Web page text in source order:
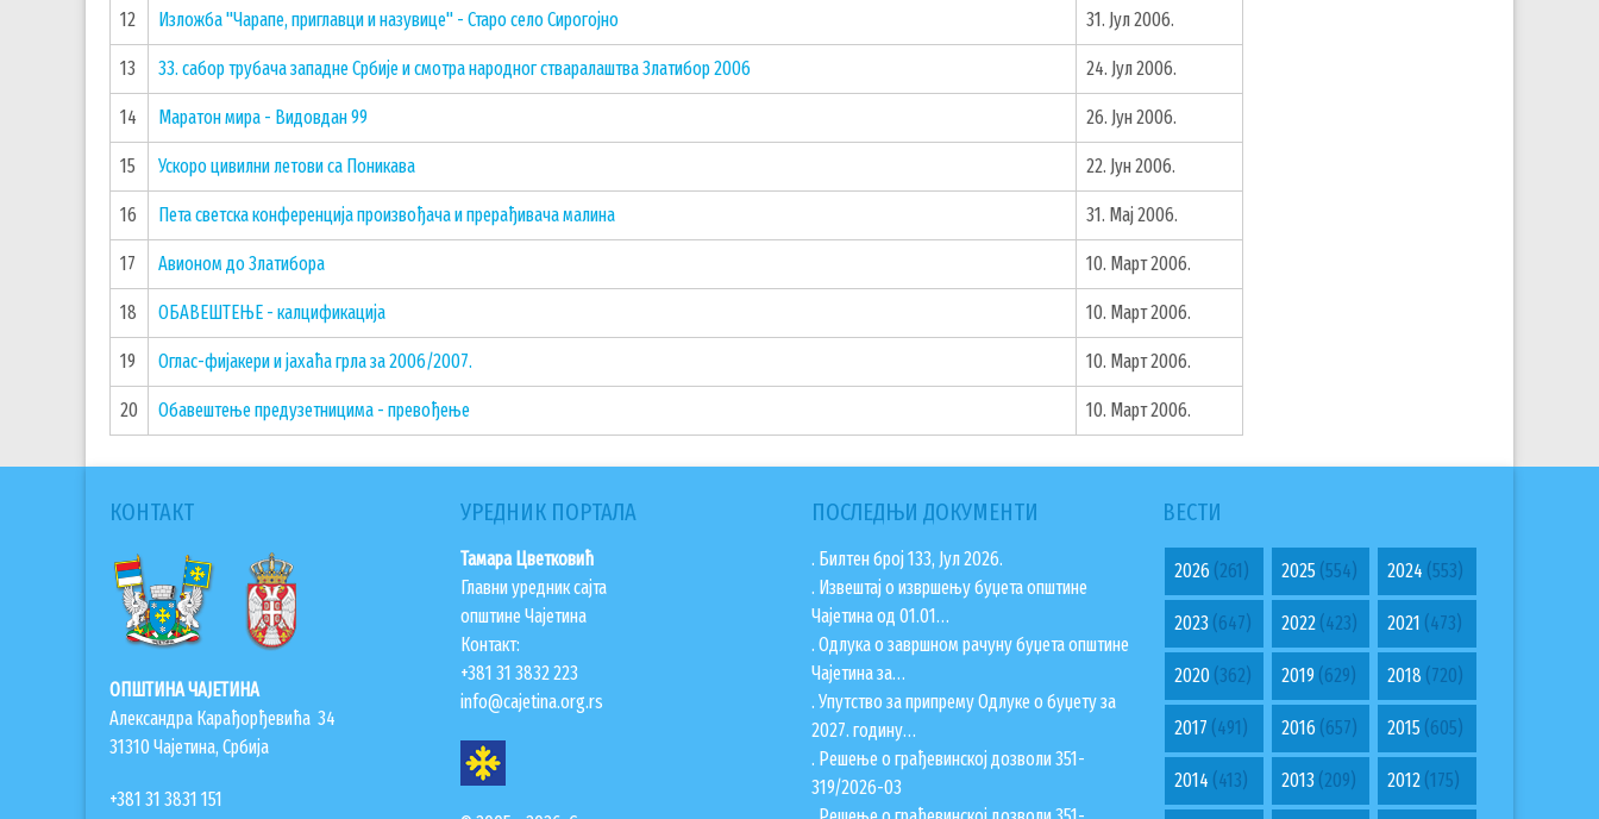
12 Изложба "Чарапе, приглавци и назувице" - Старо село Сирогојно 31. Јул 2006.
13 33. сабор трубача западне Србије и смотра народног стваралаштва Златибор 2006 24. Јул 2006.
14 Маратон мира - Видовдан 99 26. Јун 2006.
15 Ускоро цивилни летови са Поникава 22. Јун 2006.
16 Пета светска конференција произвођача и прерађивача малина 31. Мај 2006.
17 Авионом до Златибора 10. Март 2006.
18 ОБАВЕШТЕЊЕ - калцификација 10. Март 2006.
19 Оглас-фијакери и јахаћа грла за 2006/2007. 10. Март 2006.
20 Обавештење предузетницима - превођење 10. Март 2006.
КОНТАКТ
ОПШТИНА ЧАЈЕТИНА
Александра Карађорђевића 34
31310 Чајетина, Србија
+381 31 3831 151
УРЕДНИК ПОРТАЛА
Тамара Цветковић
Главни уредник сајта
општине Чајетина
Контакт:
+381 31 3832 223
info@cajetina.org.rs
ПОСЛЕДЊИ ДОКУМЕНТИ
. Билтен број 133, Јул 2026.
. Извештај о извршењу буџета општине
Чајетина од 01.01…
. Одлука о завршном рачуну буџета општине
Чајетина за…
. Упутство за припрему Одлуке о буџету за
2027. годину…
. Решење о грађевинској дозволи 351-
319/2026-03
ВЕСТИ
2026 (261) 2025(554) 2024 (553)
2023 (647) 2022(423) 2021 (473)
2020 (362) 2019(629) 2018 (720)
2017 (491) 2016(657) 2015 (605)
2014 (413) 2013(209) 2012 (175)